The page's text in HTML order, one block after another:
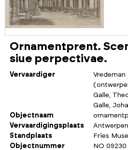
Ornamentprent.
siue perpectivae.
Vervaardiger
Vredeman
Galle,
Galle,
Objectnaam
Vervaardigingsplaats
Standplaats
Fries
Objectnummer
NO 09230